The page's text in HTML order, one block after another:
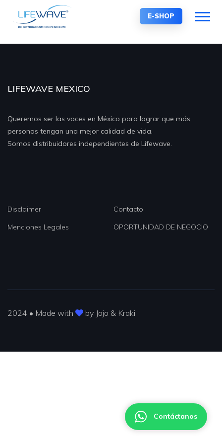
E-SHOP
LIFEWAVE MEXICO
Queremos ser las voces en México para lograr que más
personas tengan una mejor calidad de vida.
Somos distribuidores independientes de Lifewave.
Disclaimer
Menciones Legales
Contacto
OPORTUNIDAD DE NEGOCIO
2024 • Made with by Jojo & Kraki
Contáctanos